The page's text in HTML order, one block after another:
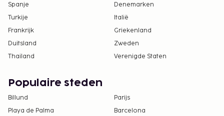
Spanje
Denemarken
Turkije
Italië
Frankrijk
Griekenland
Duitsland
Zweden
Thailand
Verenigde Staten
Populaire steden
Billund
Parijs
Playa de Palma
Barcelona